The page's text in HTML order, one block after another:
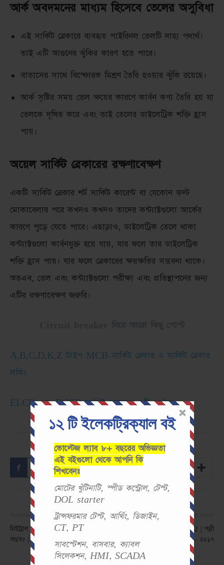
১২ টি ইলেকট্রিক্যাল বই
ভোল্টেজ ল্যাব ৮+ বছরের অভিজ্ঞতা
এই বইগুলো থেকে আপনি কি
শিখবেনঃ
মোটের খুঁটিনাটি, স্পীড কন্ট্রোল, টেস্ট,
DOL starter
ট্রান্সফরমার টেস্ট, আর্থিং, ডিজাইন,
CT, PT
সাবস্টেশন, বাসবার, ক্যাবল
সিলেকশন, HMI, SCADA
আর্ক অবদমনের মাধ্যম হিসেবে তেলের অসুবিধা
এই সার্কিট ব্রেকারে ব্যবহৃত পাইরিনল তেলটি দাহ্য পদার্থ।
তাই এটি আগুনের ঝুঁকির কারণ হতে পারে।
বাতাসের সাথে বিস্ফোরক মিশ্রণ তৈরি হওয়ার ঝুঁকি রয়েছে।
আর্ক সৃষ্টির সময় তেল ক্ষয়ের কারণে কার্বন কণা তৈরি হয় যা
তেলকে দূষিত করে এবং তাই তেলের ডাইলেট্রিক শক্তি হ্রাস
পায়।
অয়েল সার্কিট ব্রেকারের রক্ষণাবেক্ষণ
একটি সার্কিট ব্রেকার শর্ট সার্কিট কারেন্ট বা যেকোন ফল্ট
মোকাবেলার পরে কখনও কখনও তাদের কন্ট্যাক্টগুলো আর্কের
কারণে পুড়ে যেতে পারে। এছাড়াও, ডাইলেট্রিক তেলে থাকা
কন্ট্যাক্টগুলো কার্বনযুক্ত হয়ে যায়, যার ফলে তার ডাইলেট্রিক
শক্তি হ্রাস পায়। যার ফলে ব্রেকারের ক্ষয়ক্ষতির সম্ভবনা থাকে।
অতএব, তেল এবং কন্ট্যাক্টগুলো পরীক্ষা এবং প্রতিস্থাপনের জন্য
এটির রক্ষণাবেক্ষণ জরুরি।
A,B,C,D,K,Z টাইপ MCB সার্কিট ব্রেকার ও সার্কিট ব্রেকার
লকিং
ELCB এবং RCCB সার্কিট ব্রেকারের ৫টি পার্থক্য
Facebook Twitter
Previous article
নিউট্রাল ছাড়া কিভাবে বাতি জ্বালানো
সম্ভব? | নিউট্রাল, স্টার কানেকশন কি?
Next article
BREB MCQ Test 2 | পল্লী
বিদ্যুতায়ন বোর্ড পরীক্ষা – ২০১৭